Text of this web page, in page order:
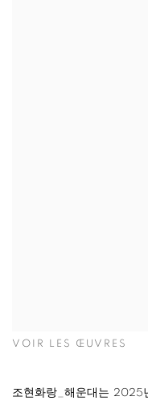
VOIR LES ŒUVRES
조현화랑_해운대는 2025